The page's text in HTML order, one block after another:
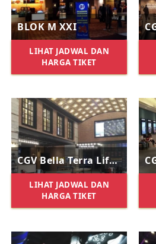
BLOK M XXI
LIHAT JADWAL DAN
HARGA TIKET
CGV Bella Terra Lifestyle Center
LIHAT JADWAL DAN
HARGA TIKET